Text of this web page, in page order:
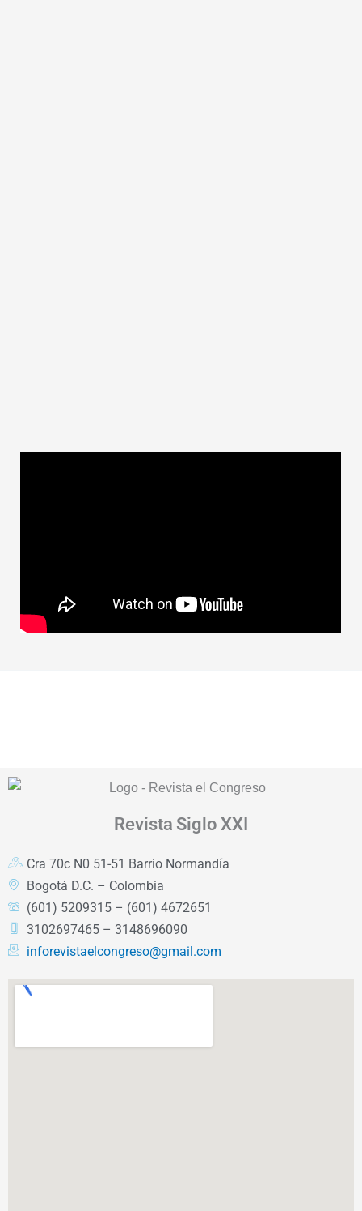
Revista Siglo XXI
Cra 70c N0 51-51 Barrio Normandía
Bogotá D.C. – Colombia
(601) 5209315 – (601) 4672651
3102697465 – 3148696090
inforevistaelcongreso@gmail.com